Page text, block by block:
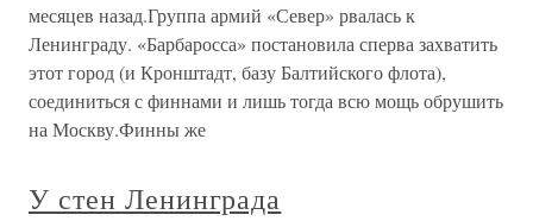
месяцев назад.Группа армий «Север» рвалась к
Ленинграду. «Барбаросса» постановила сперва захватить
этот город (и Кронштадт, базу Балтийского флота),
соединиться с финнами и лишь тогда всю мощь обрушить
на Москву.Финны же
У стен Ленинграда